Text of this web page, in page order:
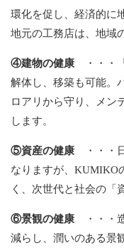
環化を促し、経済的に
地元の工務店は、地域
④建物の健康 ・・・
解体し、移築も可能。
ロアリから守り、メン
します。
⑤資産の健康
・・・
なりますが、KUMIKO
く、次世代と社会の「
⑥景観の健康
・・・
減らし、潤いのある景